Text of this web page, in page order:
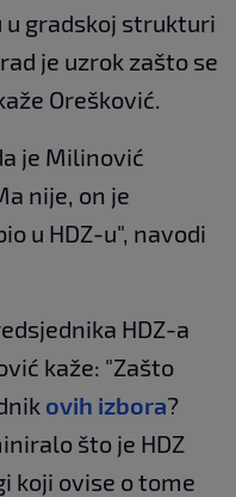
gradskoj strukturi
je uzrok zašto se
Orešković.
je Milinović
nije, on je
u HDZ-u", navodi
HDZ-a
kaže: "Zašto
ovih izbora?
što je HDZ
koji ovise o tome